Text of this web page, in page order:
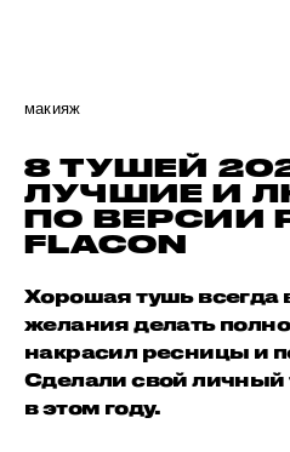
макияж
8 ТУШЕЙ
ЛУЧШИЕ И
ПО ВЕРСИИ
FLACON
Хорошая тушь всегда
желания делать
накрасил ресницы и
Сделали свой личный
в этом году.